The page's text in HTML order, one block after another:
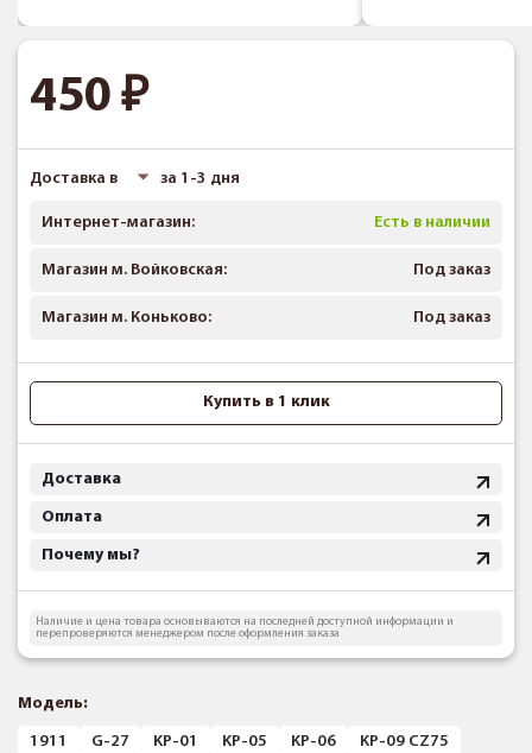
450
Доставка в за 1-3 дня
Интернет-магазин: Есть в наличии
Магазин м. Войковская: Под заказ
Магазин м. Коньково: Под заказ
Купить в 1 клик
Доставка
Оплата
Почему мы?
Наличие и цена товара основываются на последней доступной информации и
перепроверяются менеджером после оформления заказа
Модель:
1911 G-27 KP-01 KP-05 KP-06
KP-09 CZ75